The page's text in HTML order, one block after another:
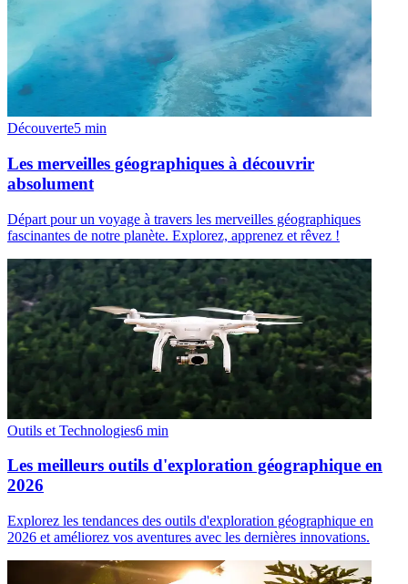
Découverte5 min
Les merveilles géographiques à découvrir
absolument
Départ pour un voyage à travers les merveilles géographiques
fascinantes de notre planète. Explorez, apprenez et rêvez !
Outils et Technologies6 min
Les meilleurs outils d'exploration géographique en
2026
Explorez les tendances des outils d'exploration géographique en
2026 et améliorez vos aventures avec les dernières innovations.